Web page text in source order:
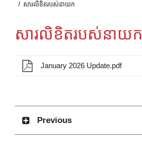
សារលិខិតរបស់នាយក
សារលិខិតរបស់នាយក
January 2026 Update.pdf
Previous